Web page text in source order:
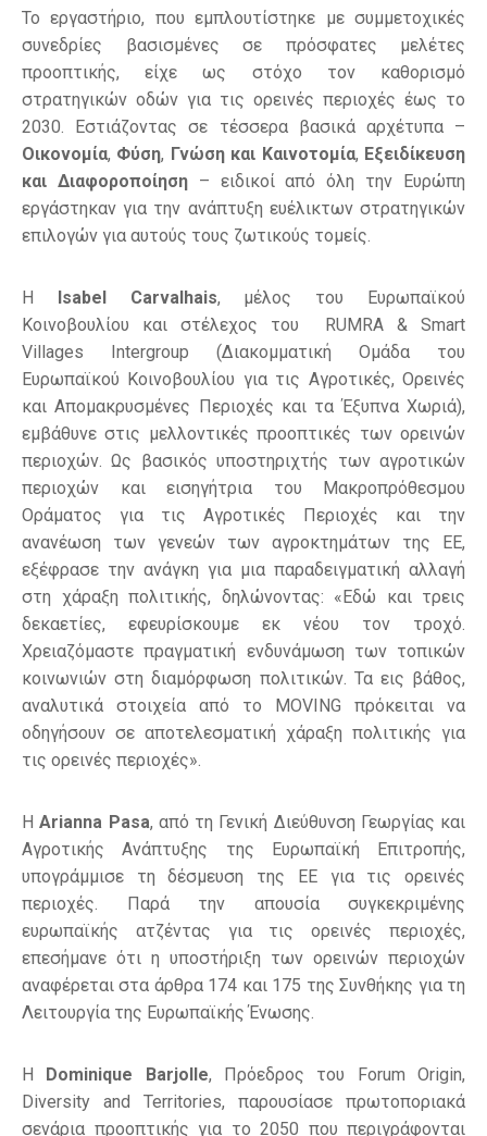
Το εργαστήριο, που εμπλουτίστηκε με συμμετοχικές
συνεδρίες βασισμένες σε πρόσφατες μελέτες
προοπτικής, είχε ως στόχο τον καθορισμό
στρατηγικών οδών για τις ορεινές περιοχές έως το
2030. Εστιάζοντας σε τέσσερα βασικά αρχέτυπα –
Οικονομία, Φύση, Γνώση και Καινοτομία, Εξειδίκευση
και Διαφοροποίηση– ειδικοί από όλη την Ευρώπη
εργάστηκαν για την ανάπτυξη ευέλικτων στρατηγικών
επιλογών για αυτούς τους ζωτικούς τομείς.
Η Isabel Carvalhais, μέλος του Ευρωπαϊκού
Κοινοβουλίου και στέλεχος του RUMRA & Smart
Villages Intergroup (Διακομματική Ομάδα του
Ευρωπαϊκού Κοινοβουλίου για τις Αγροτικές, Ορεινές
και Απομακρυσμένες Περιοχές και τα Έξυπνα Χωριά),
εμβάθυνε στις μελλοντικές προοπτικές των ορεινών
περιοχών. Ως βασικός υποστηριχτής των αγροτικών
περιοχών και εισηγήτρια του Μακροπρόθεσμου
Οράματος για τις Αγροτικές Περιοχές και την
ανανέωση των γενεών των αγροκτημάτων της ΕΕ,
εξέφρασε την ανάγκη για μια παραδειγματική αλλαγή
στη χάραξη πολιτικής, δηλώνοντας: «Εδώ και τρεις
δεκαετίες, εφευρίσκουμε εκ νέου τον τροχό.
Χρειαζόμαστε πραγματική ενδυνάμωση των τοπικών
κοινωνιών στη διαμόρφωση πολιτικών. Τα εις βάθος,
αναλυτικά στοιχεία από το MOVING πρόκειται να
οδηγήσουν σε αποτελεσματική χάραξη πολιτικής για
τις ορεινές περιοχές».
ΗArianna Pasa, από τη Γενική Διεύθυνση Γεωργίας και
Αγροτικής Ανάπτυξης της Ευρωπαϊκή Επιτροπής,
υπογράμμισε τη δέσμευση της ΕΕ για τις ορεινές
περιοχές. Παρά την απουσία συγκεκριμένης
ευρωπαϊκής ατζέντας για τις ορεινές περιοχές,
επεσήμανε ότι η υποστήριξη των ορεινών περιοχών
αναφέρεται στα άρθρα 174 και 175 της Συνθήκης για τη
Λειτουργία της Ευρωπαϊκής Ένωσης.
Η Dominique Barjolle, Πρόεδρος του Forum Origin,
Diversity and Territories, παρουσίασε πρωτοποριακά
σενάρια προοπτικής για το 2050 που περιγράφονται